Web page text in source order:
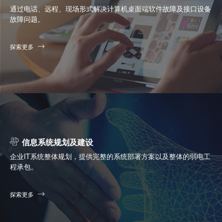
通过电话、远程、现场形式解决计算机桌面端软件故障及接口设备
故障问题。
探索更多
信息系统规划及建设
企业IT系统整体规划，提供完整的系统部署方案以及整体的弱电工
程承包。
探索更多